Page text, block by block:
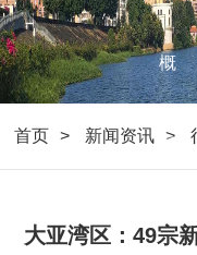
概
况
首页 新闻资讯
大亚湾区：49宗